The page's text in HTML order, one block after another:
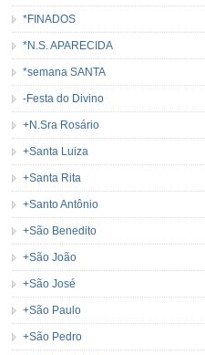
*FINADOS
*N.S. APARECIDA
*semana SANTA
-Festa do Divino
+N.Sra Rosário
+Santa Luiza
+Santa Rita
+Santo Antônio
+São Benedito
+São João
+São José
+São Paulo
+São Pedro